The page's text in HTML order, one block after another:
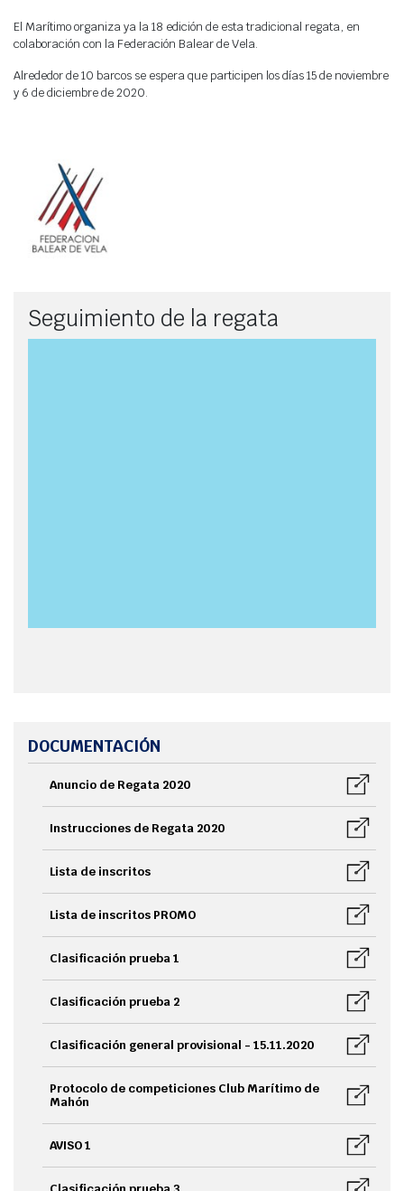
Webcam
El Marítimo organiza ya la 18 edición de esta tradicional regata, en
colaboración con la Federación Balear de Vela.
Alrededor de 10 barcos se espera que participen los días 15 de noviembre
y 6 de diciembre de 2020.
Seguimiento de la regata
DOCUMENTACIÓN
Anuncio de Regata 2020
Instrucciones de Regata 2020
Lista de inscritos
Lista de inscritos PROMO
Clasificación prueba 1
Clasificación prueba 2
Clasificación general provisional - 15.11.2020
Protocolo de competiciones Club Marítimo de
Mahón
AVISO 1